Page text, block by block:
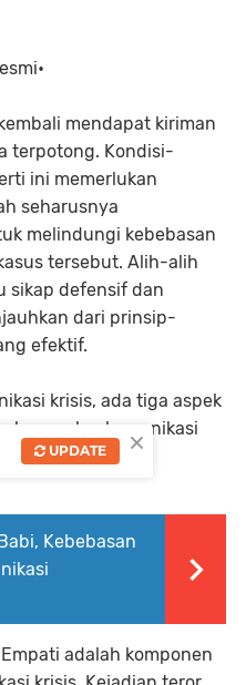
mendapat kiriman
terpotong. Kondisi-
ini memerlukan
seharusnya
melindungi kebebasan
tersebut. Alih-alih
sikap defensif dan
dari prinsip-
efektif.
krisis, ada tiga aspek
kegagalan komunikasi
kasus ini.
Kebebasan
adalah komponen
×
UPDATE